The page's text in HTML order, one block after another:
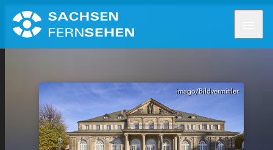
imago/Bildvermittler